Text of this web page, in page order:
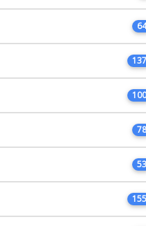
64
137
100
78
53
155